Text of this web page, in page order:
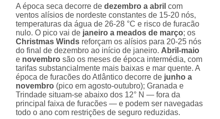
A época seca decorre de dezembro a abril com
ventos alísios de nordeste constantes de 15-20 nós,
temperaturas da água de 26-28 °C e risco de furacão
nulo. O pico vai de janeiro a meados de março; os
Christmas Winds reforçam os alísios para 20-25 nós
do final de dezembro ao início de janeiro. Abril-maio
e novembro são os meses de época intermédia, com
tarifas substancialmente mais baixas e mar quente. A
época de furacões do Atlântico decorre de junho a
novembro (pico em agosto-outubro); Granada e
Trindade situam-se abaixo dos 12° N — fora da
principal faixa de furacões — e podem ser navegadas
todo o ano com restrições de seguro reduzidas.